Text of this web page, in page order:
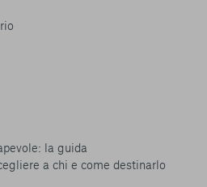
la guida
a chi e come destinarlo